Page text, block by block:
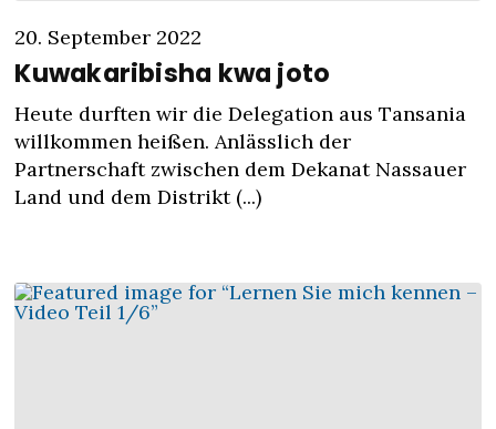
20. September 2022
Kuwakaribisha kwa joto
Heute durften wir die Delegation aus Tansania
willkommen heißen. Anlässlich der
Partnerschaft zwischen dem Dekanat Nassauer
Land und dem Distrikt (...)